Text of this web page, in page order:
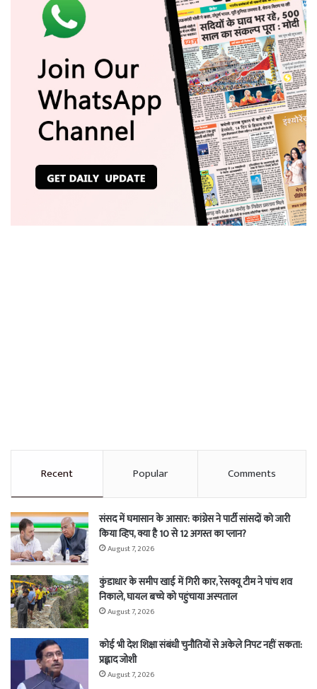
Recent Popular Comments
संसद में घमासान के आसार: कांग्रेस ने पार्टी सांसदों को जारी
किया व्हिप, क्या है 10 से 12 अगस्त का प्लान?
August 7, 2026
कुंडाधार के समीप खाई में गिरी कार, रेसक्यू टीम ने पांच शव
निकाले, घायल बच्चे को पहुंचाया अस्पताल
August 7, 2026
कोई भी देश शिक्षा संबंधी चुनौतियों से अकेले निपट नहीं सकता:
प्रह्लाद जोशी
August 7, 2026